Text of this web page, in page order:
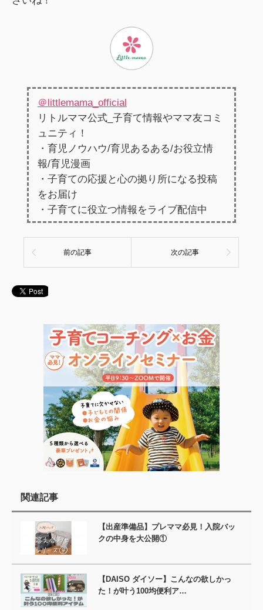
＠littlemama_official
リトルママ公式_子育て情報やママ友コミ
ュニティ！
・育児ノウハウ/育児あるある/お役立情
報/育児漫画
・子育ての応援と心の拠り所になる投稿
をお届け
・子育てに役立つ情報をライブ配信中
前の記事 次の記事
関連記事
【出産準備品】プレママ必見！入院バッ
クの中身を大公開①
【DAISO ダイソー】こんなの欲しかっ
た！が叶う100均便利ア…